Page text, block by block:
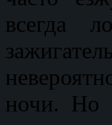
всегда
ночи. Но